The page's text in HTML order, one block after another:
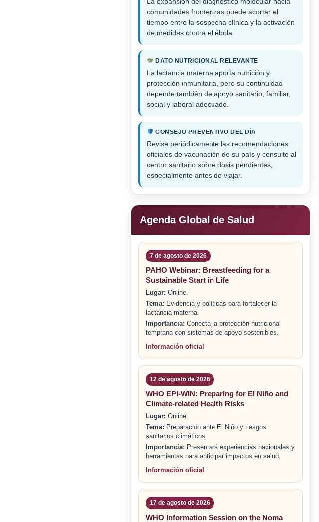
comunidades fronterizas puede acortar el
tiempo entre la sospecha clínica y la activación
de medidas contra el ébola.
DATO NUTRICIONAL RELEVANTE
La lactancia materna aporta nutrición y
protección inmunitaria, pero su continuidad
depende también de apoyo sanitario, familiar,
social y laboral adecuado.
CONSEJO PREVENTIVO DEL DÍA
Revise periódicamente las recomendaciones
oficiales de vacunación de su país y consulte al
centro sanitario sobre dosis pendientes,
especialmente antes de viajar.
Agenda Global de Salud
7 de agosto de 2026
PAHO Webinar: Breastfeeding for a
Sustainable Start in Life
Lugar: Online.
Tema: Evidencia y políticas para fortalecer la
lactancia materna.
Importancia: Conecta la protección nutricional
temprana con sistemas de apoyo sostenibles.
Información oficial
12 de agosto de 2026
WHO EPI-WIN: Preparing for El Niño and
Climate-related Health Risks
Lugar: Online.
Tema: Preparación ante El Niño y riesgos
sanitarios climáticos.
Importancia: Presentará experiencias nacionales y
herramientas para anticipar impactos en salud.
Información oficial
17 de agosto de 2026
WHO Information Session on the Noma